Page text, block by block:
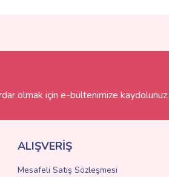
olmak için e-bültenimize kaydolunuz.
ALIŞVERİŞ
Mesafeli Satış Sözleşmesi